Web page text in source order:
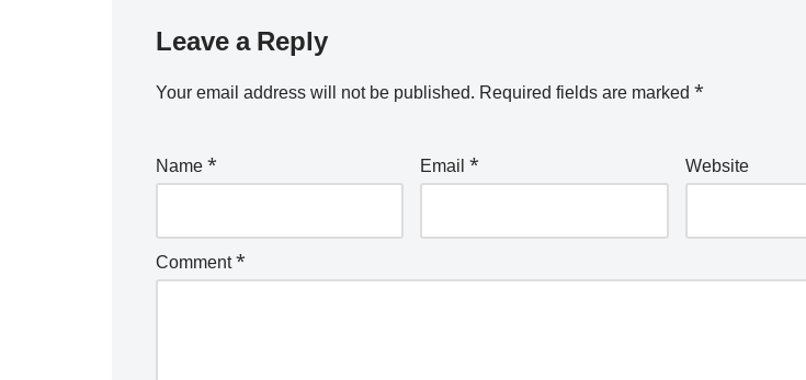
Leave a Reply
Your email address will not be published. Required fields are marked *
Name * Email* Website
Comment*